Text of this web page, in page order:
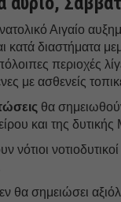
Αιγαίο
κατά διαστήματα
περιοχές
με ασθενείς
θα
και της δυτικής
νότιοι
θα σημειώσει